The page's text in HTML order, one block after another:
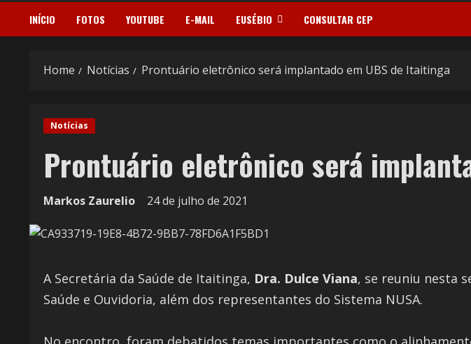
INÍCIO FOTOS YOUTUBE E-MAIL EUSÉBIO CONSULTAR CEP
Home Notícias Prontuário eletrônico será implantado em UBS de Itaitinga
Notícias
Prontuário eletrônico será
Markos Zaurelio 24 de julho de 2021
A Secretária da Saúde de Itaitinga, Dra. Dulce Viana, se reuniu nesta
Saúde e Ouvidoria, além dos representantes do Sistema NUSA.